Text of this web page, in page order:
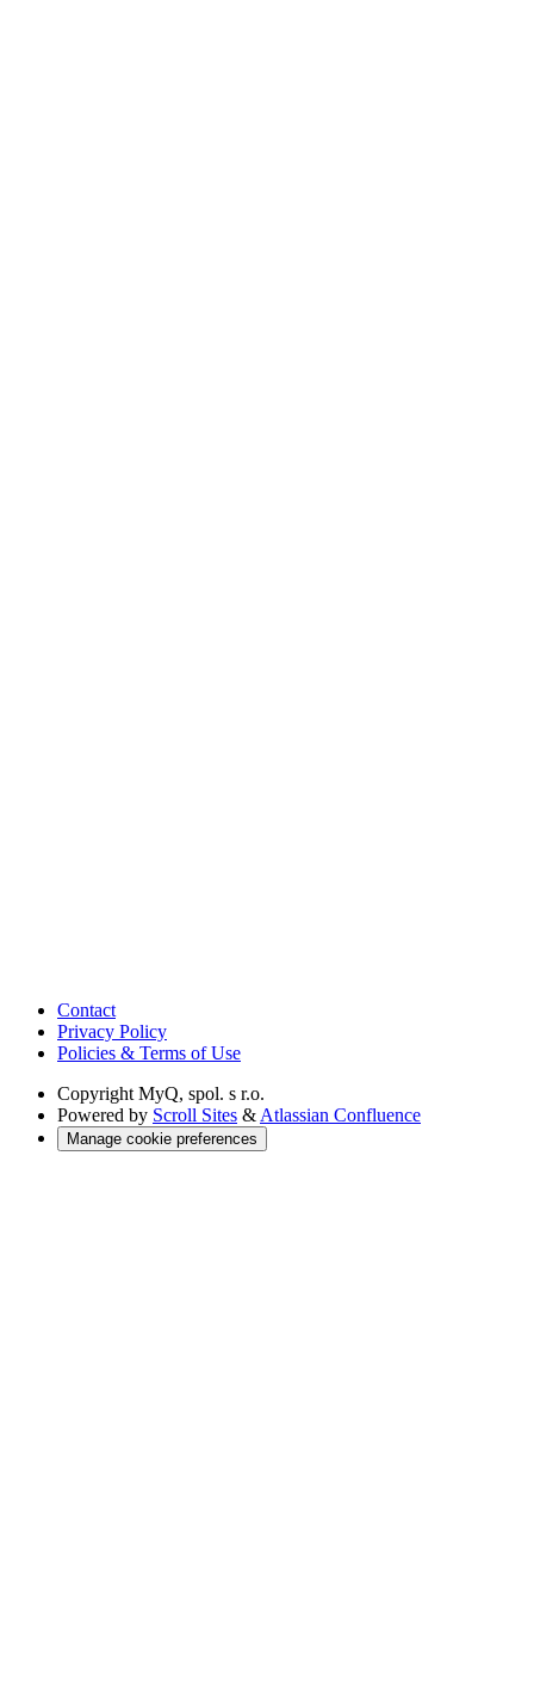
Contact
Privacy Policy
Policies & Terms of Use
Copyright MyQ, spol. s r.o.
Powered by Scroll Sites & Atlassian Confluence
Manage cookie preferences